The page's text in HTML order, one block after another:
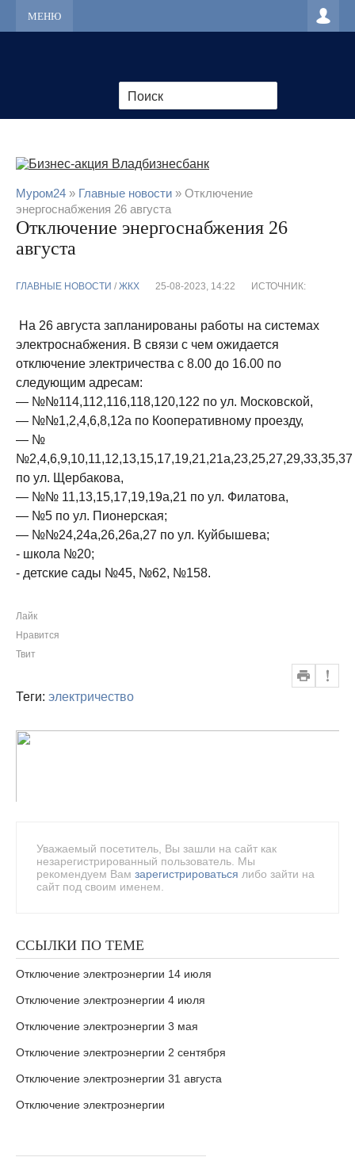
МЕНЮ
Муром24 » Главные новости » Отключение
энергоснабжения 26 августа
Отключение энергоснабжения 26
августа
ГЛАВНЫЕ НОВОСТИ / ЖКХ 25-08-2023, 14:22 ИСТОЧНИК:
На 26 августа запланированы работы на системах
электроснабжения. В связи с чем ожидается
отключение электричества с 8.00 до 16.00 по
следующим адресам:
— №№114,112,116,118,120,122 по ул. Московской,
— №№1,2,4,6,8,12а по Кооперативному проезду,
— №
№2,4,6,9,10,11,12,13,15,17,19,21,21а,23,25,27,29,33,35,37
по ул. Щербакова,
— №№ 11,13,15,17,19,19а,21 по ул. Филатова,
— №5 по ул. Пионерская;
— №№24,24а,26,26а,27 по ул. Куйбышева;
- школа №20;
- детские сады №45, №62, №158.
Лайк
Нравится
Твит
Теги: электричество
Уважаемый посетитель, Вы зашли на сайт как
незарегистрированный пользователь. Мы
рекомендуем Вам зарегистрироваться либо зайти на
сайт под своим именем.
ССЫЛКИ ПО ТЕМЕ
Отключение электроэнергии 14 июля
Отключение электроэнергии 4 июля
Отключение электроэнергии 3 мая
Отключение электроэнергии 2 сентября
Отключение электроэнергии 31 августа
Отключение электроэнергии